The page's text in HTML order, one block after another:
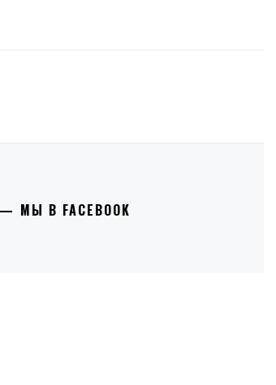
МЫ В FACEBOOK